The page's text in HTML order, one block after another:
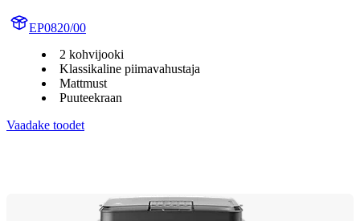
EP0820/00
2 kohvijooki
Klassikaline piimavahustaja
Mattmust
Puuteekraan
Vaadake toodet